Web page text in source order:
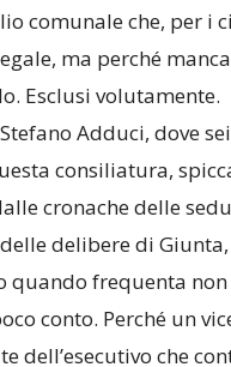
comunale che, per i
ma perché
Esclusi volutamente.
Adduci, dove
consiliatura,
cronache delle
delibere di
quando frequenta
conto. Perché un
dell’esecutivo che